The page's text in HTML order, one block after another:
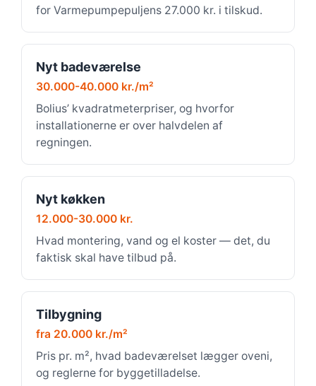
for Varmepumpepuljens 27.000 kr. i tilskud.
Nyt badeværelse
30.000-40.000 kr./m²
Bolius’ kvadratmeterpriser, og hvorfor
installationerne er over halvdelen af
regningen.
Nyt køkken
12.000-30.000 kr.
Hvad montering, vand og el koster — det, du
faktisk skal have tilbud på.
Tilbygning
fra 20.000 kr./m²
Pris pr. m², hvad badeværelset lægger oveni,
og reglerne for byggetilladelse.